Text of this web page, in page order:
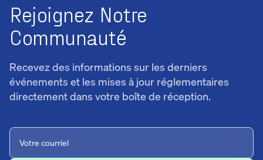
Rejoignez Notre
Communauté
Recevez des informations sur les derniers
événements et les mises à jour réglementaires
directement dans votre boîte de réception.